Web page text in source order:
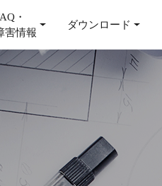
・
害情報
ダウンロード